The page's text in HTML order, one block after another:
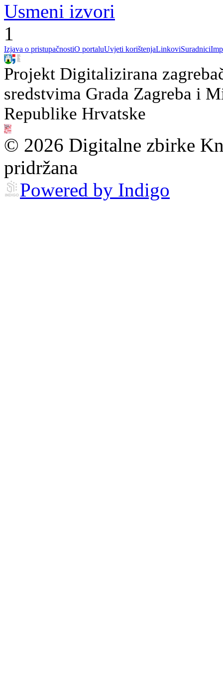
Usmeni izvori
1
Izjava o pristupačnostiO portaluUvjeti korištenjaLinkoviSuradnici
Projekt Digitalizirana
sredstvima Grada Zagreba i
Republike Hrvatske
© 2026 Digitalne zbirke
pridržana
Powered by Indigo